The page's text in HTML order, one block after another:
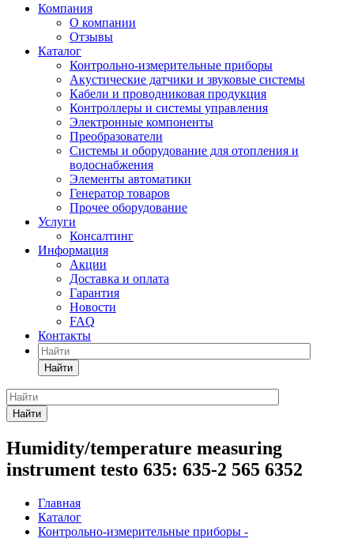
Компания
О компании
Отзывы
Каталог
Контрольно-измерительные приборы
Акустические датчики и звуковые системы
Кабели и проводниковая продукция
Контроллеры и системы управления
Электронные компоненты
Преобразователи
Системы и оборудование для отопления и
водоснабжения
Элементы автоматики
Генератор товаров
Прочее оборудование
Услуги
Консалтинг
Информация
Акции
Доставка и оплата
Гарантия
Новости
FAQ
Контакты
Найти
Найти
Humidity/temperature measuring
instrument testo 635: 635-2 565 6352
Главная
Каталог
Контрольно-измерительные приборы -